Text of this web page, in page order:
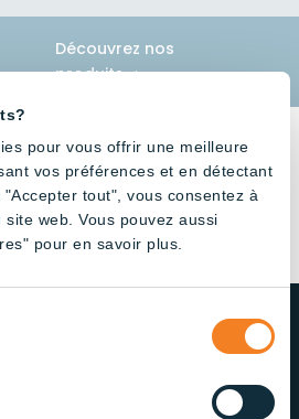
pour vous offrir une meilleure
vos préférences et en détectant
tout", vous consentez à
web. Vous pouvez aussi
pour en savoir plus.
Découvrez nos
produits